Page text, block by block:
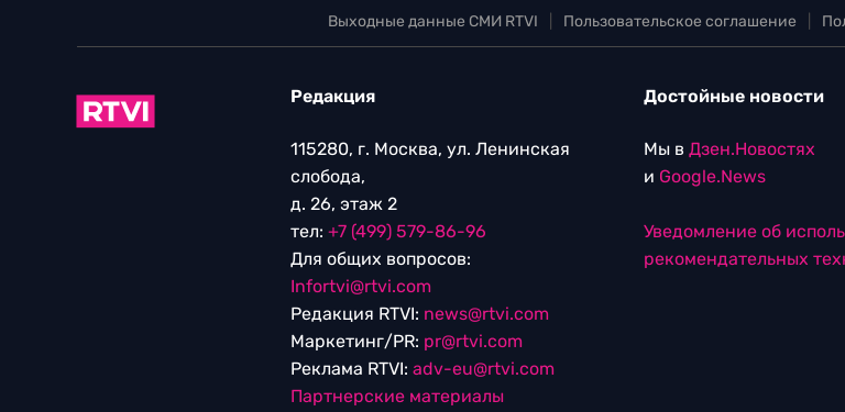
Выходные данные СМИ RTVI Пользовательское соглашение
Редакция
115280, г. Москва, ул. Ленинская
слобода,
д. 26, этаж 2
тел: +7 (499) 579-86-96
Для общих вопросов:
Infortvi@rtvi.com
Редакция RTVI: news@rtvi.com
Маркетинг/PR: pr@rtvi.com
Реклама RTVI: adv-eu@rtvi.com
Партнерские материалы
Достойные новости
Мы в Дзен.Новостях
и Google.News
Уведомление об
рекомендательных